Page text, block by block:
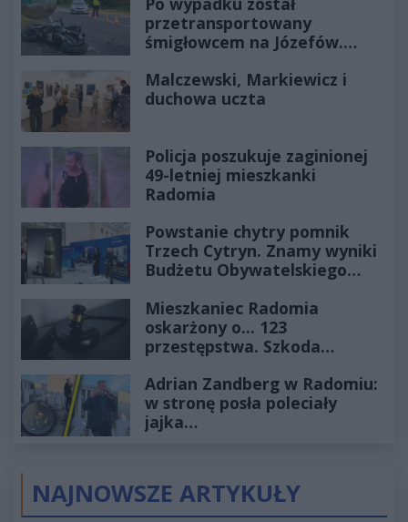
przetransportowany
śmigłowcem na Józefów.
Malczewski, Markiewicz i
duchowa uczta
Policja poszukuje zaginionej
49-letniej mieszkanki
Radomia
Powstanie chytry pomnik
Trzech Cytryn. Znamy wyniki
Budżetu Obywatelskiego
Mieszkaniec Radomia
oskarżony o... 123
przestępstwa. Szkoda
złotych
Adrian Zandberg w Radomiu:
w stronę posła poleciały
jajka…
NAJNOWSZE ARTYKUŁY